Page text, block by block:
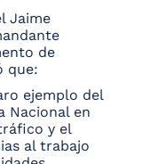
Jaime
de
que:
ejemplo del
Nacional en
y el
al trabajo